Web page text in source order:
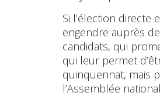
Si l’élection directe
engendre auprès
candidats, qui
qui leur permet
quinquennat, mais
l’Assemblée